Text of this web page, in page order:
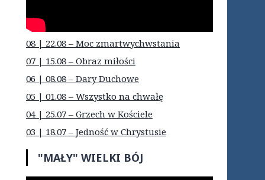
08 | 22.08 – Moc zmartwychwstania
07 | 15.08 – Obraz miłości
06 | 08.08 – Dary Duchowe
05 | 01.08 – Wszystko na chwałę
04 | 25.07 – Grzech w Kościele
03 | 18.07 – Jedność w Chrystusie
"MAŁY" WIELKI BÓJ